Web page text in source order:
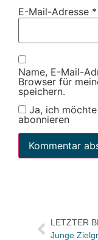
E-Mail-Adresse *
Name, E-Mail-
Browser für
speichern.
Ja, ich
abonnieren
LETZTER